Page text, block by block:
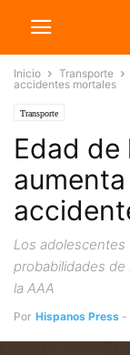
Inicio Transporte
accidentes mortales
Transporte
Edad
Los
probabilidades
la AAA
Por Hispanos Press -